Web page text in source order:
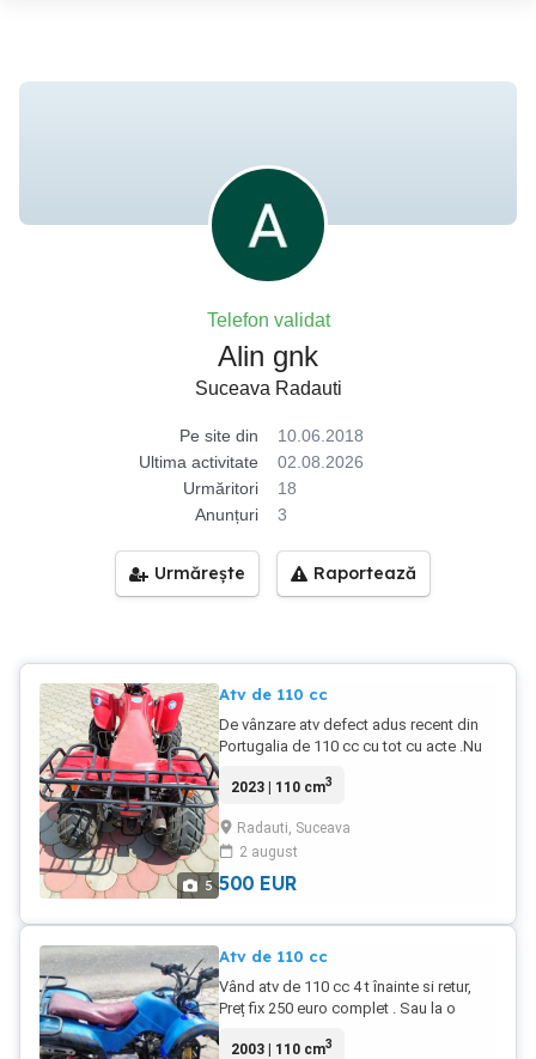
Telefon validat
Alin gnk
Suceava Radauti
Pe site din
10.06.2018
Ultima activitate
02.08.2026
Urmăritori
18
Anunțuri
3
Urmărește Raportează
5
Atv de 110 cc
De vânzare atv defect adus recent din
Portugalia de 110 cc cu tot cu acte .Nu
2023 | 110 cm3
Radauti, Suceava
2 august
500 EUR
Atv de 110 cc
Vând atv de 110 cc 4 t înainte si retur,
Preț fix 250 euro complet . Sau la o
2003 | 110 cm3